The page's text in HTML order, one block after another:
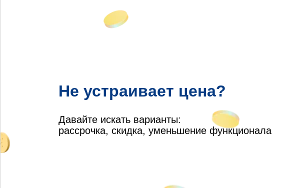
Не устраивает цена?
Давайте искать варианты:
рассрочка, скидка, уменьшение функционала